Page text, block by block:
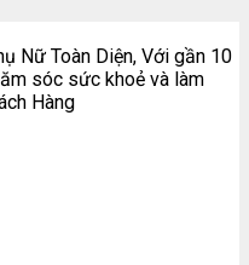
Nữ Toàn Diện, Với gần 10
sóc sức khoẻ và làm
Hàng